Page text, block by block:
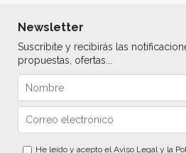
Newsletter
Suscribite y recibirás las
propuestas, ofertas...
He leído y acepto elAviso Legaly la